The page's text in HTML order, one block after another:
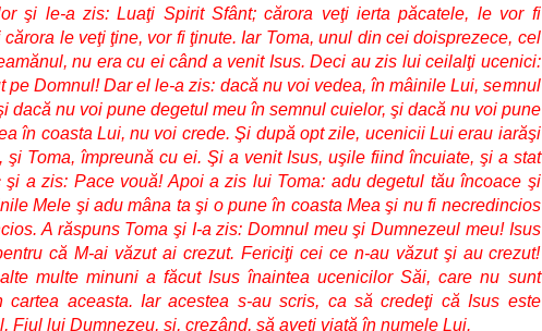
şi le-a zis: Luaţi Spirit Sfânt; cărora veţi ierta păcatele, le vor fi
cărora le veţi ţine, vor fi ţinute. Iar Toma, unul din cei doisprezece, cel
nu era cu ei când a venit Isus. Deci au zis lui ceilalţi ucenici:
pe Domnul! Dar el le-a zis: dacă nu voi vedea, în mâinile Lui, semnul
dacă nu voi pune degetul meu în semnul cuielor, şi dacă nu voi pune
în coasta Lui, nu voi crede. Şi după opt zile, ucenicii Lui erau iarăşi
şi Toma, împreună cu ei. Şi a venit Isus, uşile fiind încuiate, şi a stat
şi a zis: Pace vouă! Apoi a zis lui Toma: adu degetul tău încoace şi
Mele şi adu mâna ta şi o pune în coasta Mea şi nu fi necredincios
A răspuns Toma şi I-a zis: Domnul meu şi Dumnezeul meu! Isus
că M-ai văzut ai crezut. Fericiţi cei ce n-au văzut şi au crezut!
multe minuni a făcut Isus înaintea ucenicilor Săi, care nu sunt
cartea aceasta. Iar acestea s-au scris, ca să credeţi că Isus este
Fiul lui Dumnezeu, şi, crezând, să aveţi viaţă în numele Lui.